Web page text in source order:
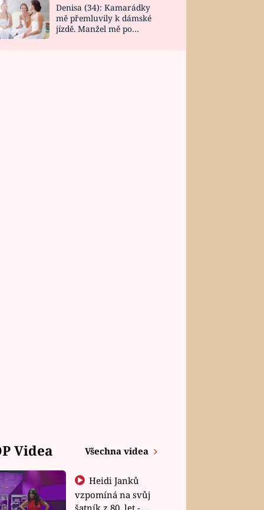
Denisa (34): Kamarádky
mě přemluvily k dámské
jízdě. Manžel mě po
Videa Všechna videa
Heidi Janků
vzpomíná na svůj
šatník z 80. let -